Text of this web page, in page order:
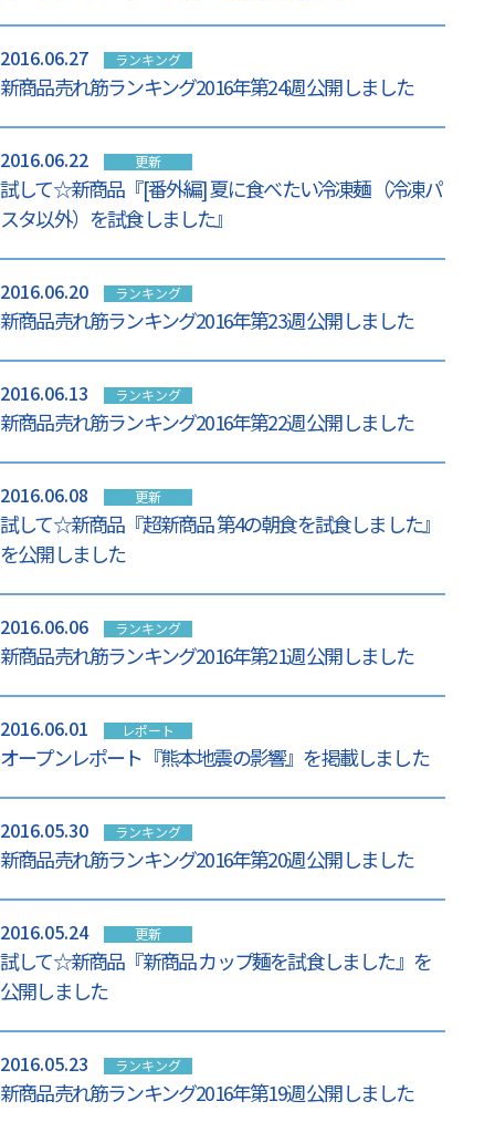
2016.06.27 ランキング
新商品売れ筋ランキング2016年第24週 公開しました
2016.06.22 更新
試して☆新商品『[番外編] 夏に食べたい冷凍麺（冷凍パ
スタ以外）を試食しました』
2016.06.20 ランキング
新商品売れ筋ランキング2016年第23週 公開しました
2016.06.13 ランキング
新商品売れ筋ランキング2016年第22週 公開しました
2016.06.08 更新
試して☆新商品『超新商品 第4の朝食を試食しました』
を公開しました
2016.06.06 ランキング
新商品売れ筋ランキング2016年第21週 公開しました
2016.06.01 レポート
オープンレポート『熊本地震の影響』を掲載しました
2016.05.30 ランキング
新商品売れ筋ランキング2016年第20週 公開しました
2016.05.24 更新
試して☆新商品『新商品 カップ麺を試食しました』を
公開しました
2016.05.23 ランキング
新商品売れ筋ランキング2016年第19週 公開しました